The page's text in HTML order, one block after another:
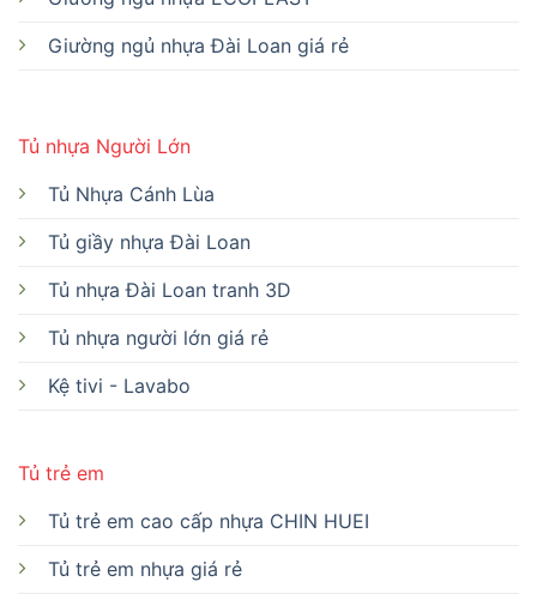
Tủ nhựa Người Lớn
Tủ Nhựa Cánh Lùa
Tủ giầy nhựa Đài Loan
Tủ nhựa Đài Loan tranh 3D
Tủ nhựa người lớn giá rẻ
Kệ tivi - Lavabo
Tủ trẻ em
Tủ trẻ em cao cấp nhựa CHIN HUEI
Tủ trẻ em nhựa giá rẻ
Giường ngủ nhựa Đài Loan giá rẻ